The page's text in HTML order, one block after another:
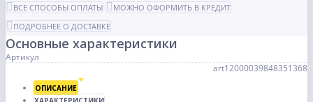
ВСЕ СПОСОБЫ ОПЛАТЫ
МОЖНО ОФОРМИТЬ В КРЕДИТ
ПОДРОБНЕЕ О ДОСТАВКЕ
Основные характеристики
Артикул
art12000039848351368
ОПИСАНИЕ